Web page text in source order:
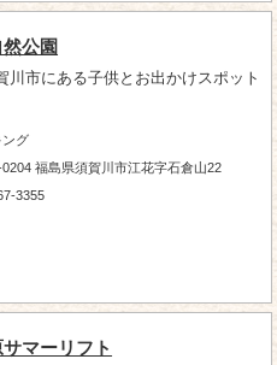
公園
川市にある子供とお出かけスポット
ング
福島県須賀川市江花字石倉山22
3355
マーリフト